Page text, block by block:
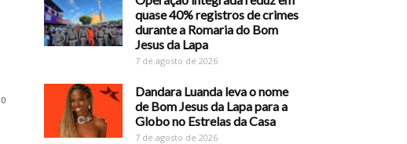
0
quase 40% registros de crimes
durante a Romaria do Bom
Jesus da Lapa
7 de agosto de 2026
Dandara Luanda leva o nome
de Bom Jesus da Lapa para a
Globo no Estrelas da Casa
7 de agosto de 2026